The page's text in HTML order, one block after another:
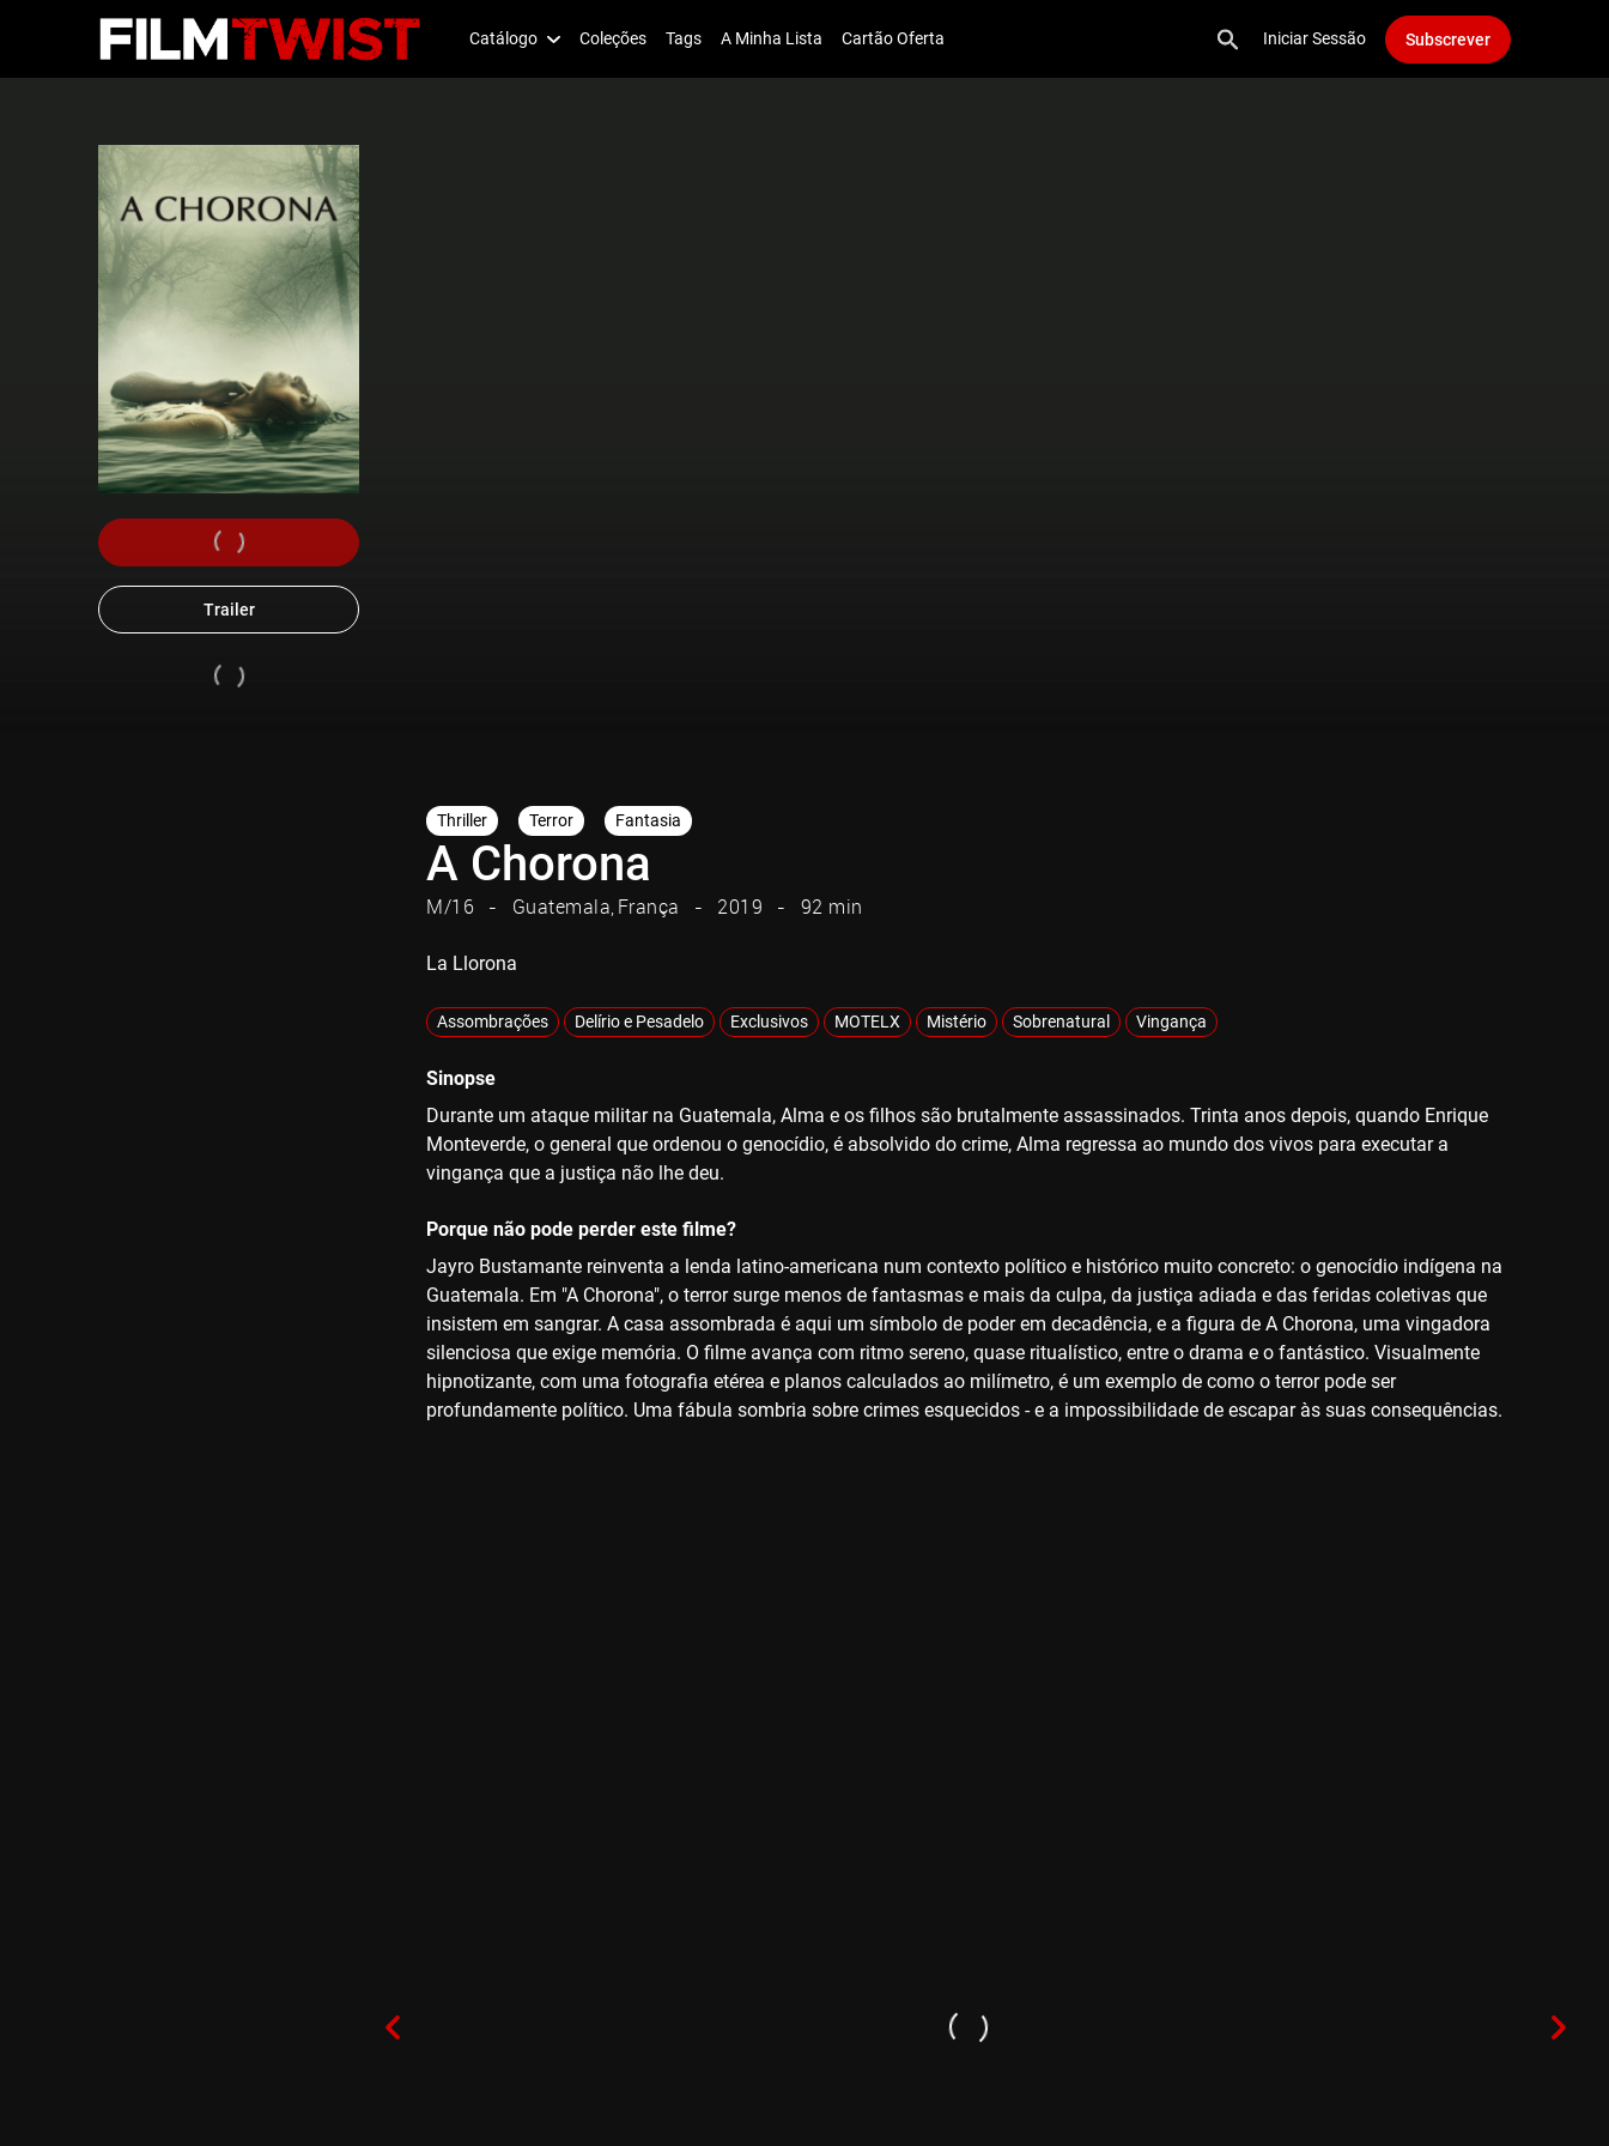
Catálogo Coleções Tags A Minha Lista Cartão Oferta Iniciar Sessão Subscrever
Trailer
Thriller Terror Fantasia
A Chorona
M/16 Guatemala França 2019 92 min
La Llorona
Assombrações Delírio e Pesadelo Exclusivos MOTELX Mistério Sobrenatural Vingança
Sinopse
Durante um ataque militar na Guatemala, Alma e os filhos são brutalmente assassinados. Trinta anos depois, quando Enrique
Monteverde, o general que ordenou o genocídio, é absolvido do crime, Alma regressa ao mundo dos vivos para executar a
vingança que a justiça não lhe deu.
Porque não pode perder este filme?
Jayro Bustamante reinventa a lenda latino-americana num contexto político e histórico muito concreto: o genocídio indígena na
Guatemala. Em "A Chorona", o terror surge menos de fantasmas e mais da culpa, da justiça adiada e das feridas coletivas que
insistem em sangrar. A casa assombrada é aqui um símbolo de poder em decadência, e a figura de A Chorona, uma vingadora
silenciosa que exige memória. O filme avança com ritmo sereno, quase ritualístico, entre o drama e o fantástico. Visualmente
hipnotizante, com uma fotografia etérea e planos calculados ao milímetro, é um exemplo de como o terror pode ser
profundamente político. Uma fábula sombria sobre crimes esquecidos - e a impossibilidade de escapar às suas consequências.